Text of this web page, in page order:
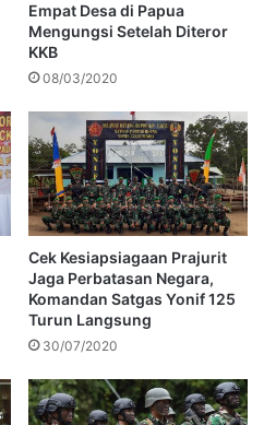
Empat Desa di Papua
Mengungsi Setelah Diteror
KKB
08/03/2020
Cek Kesiapsiagaan Prajurit
Jaga Perbatasan Negara,
Komandan Satgas Yonif 125
Turun Langsung
30/07/2020